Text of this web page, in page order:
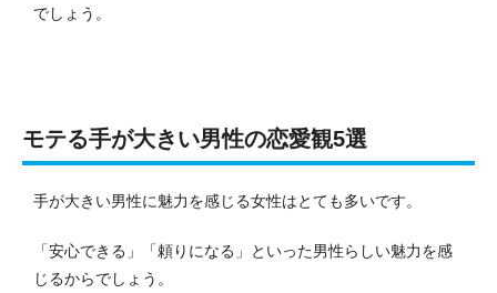
でしょう。
モテる手が大きい男性の恋愛観5選
手が大きい男性に魅力を感じる女性はとても多いです。
「安心できる」「頼りになる」といった男性らしい魅力を感
じるからでしょう。